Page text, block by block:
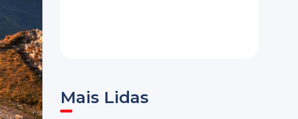
Mais Lidas